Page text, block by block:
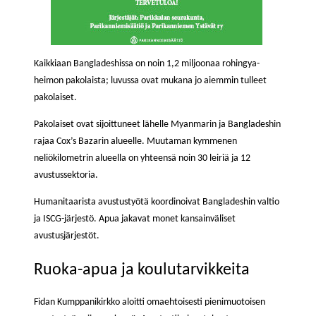
Kaikkiaan Bangladeshissa on noin 1,2 miljoonaa rohingya-
heimon pakolaista; luvussa ovat mukana jo aiemmin tulleet
pakolaiset.
Pakolaiset ovat sijoittuneet lähelle Myanmarin ja Bangladeshin
rajaa Cox’s Bazarin alueelle. Muutaman kymmenen
neliökilometrin alueella on yhteensä noin 30 leiriä ja 12
avustussektoria.
Humanitaarista avustustyötä koordinoivat Bangladeshin valtio
ja ISCG-järjestö. Apua jakavat monet kansainväliset
avustusjärjestöt.
Ruoka-apua ja koulutarvikkeita
Fidan Kumppanikirkko aloitti omaehtoisesti pienimuotoisen